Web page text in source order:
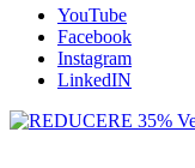
YouTube
Facebook
Instagram
LinkedIN